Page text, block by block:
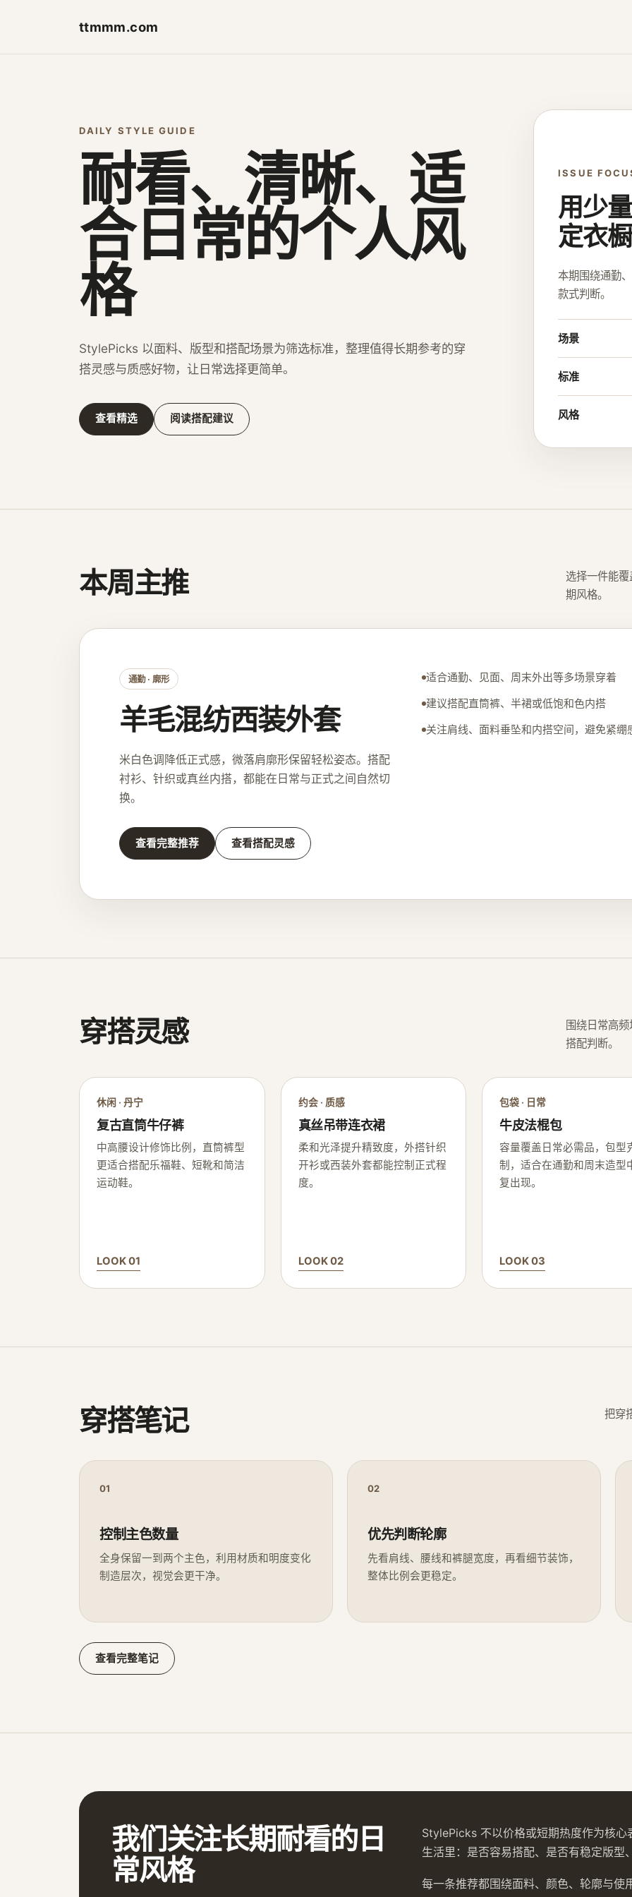
ttmmm.com
DAILY STYLE GUIDE
耐看、清晰、适
合日常的个人风
格
StylePicks 以面料、版型和搭配场景为筛选标准，整理值得长期参考的穿
搭灵感与质感好物，让日常选择更简单。
查看精选 阅读搭配建议
ISSUE
用少
定衣橱
本期围绕通勤
款式判断。
场景
标准
风格
本周主推
选择一件能
期风格。
通勤 · 廓形
羊毛混纺西装外套
米白色调降低正式感，微落肩廓形保留轻松姿态。搭配
衬衫、针织或真丝内搭，都能在日常与正式之间自然切
换。
查看完整推荐 查看搭配灵感
适合通勤、见面、周末外出等多场景穿着
建议搭配直筒裤、半裙或低饱和色内搭
关注肩线、面料垂坠和内搭空间，避免紧绷
穿搭灵感
围绕日常高
搭配判断。
休闲 · 丹宁
复古直筒牛仔裤
中高腰设计修饰比例，直筒裤型
更适合搭配乐福鞋、短靴和简洁
运动鞋。
LOOK 01
约会 · 质感
真丝吊带连衣裙
柔和光泽提升精致度，外搭针织
开衫或西装外套都能控制正式程
度。
LOOK 02
包袋 · 日常
牛皮法棍包
容量覆盖日常必需品，包型
制，适合在通勤和周末造型
复出现。
LOOK 03
穿搭笔记 把穿
01
控制主色数量
全身保留一到两个主色，利用材质和明度变化
制造层次，视觉会更干净。
02
优先判断轮廓
先看肩线、腰线和裤腿宽度，再看细节装饰，
整体比例会更稳定。
查看完整笔记
我们关注长期耐看的日
常风格
StylePicks 不以价格或短期热度作为核
生活里：是否容易搭配、是否有稳定版型
每一条推荐都围绕面料、颜色、轮廓与